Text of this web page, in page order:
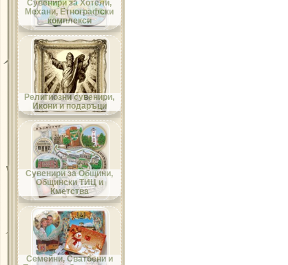
Област Габрово
Област Добрич
Област Кърджали
Сувенири за Хотели,
Механи, Етнографски
комплекси
Религиозни сувенири,
Икони и подаръци
Сувенири за Общини,
Общински ТИЦ и
Кметства
Семейни, Сватбени и